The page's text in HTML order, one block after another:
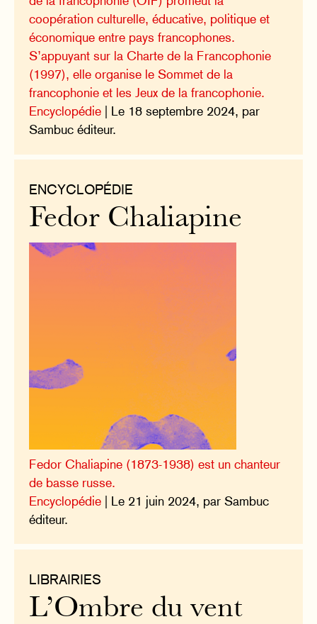
coopération culturelle, éducative, politique et
économique entre pays francophones.
S’appuyant sur la Charte de la Francophonie
(1997), elle organise le Sommet de la
francophonie et les Jeux de la francophonie.
Encyclopédie | Le 18 septembre 2024, par
Sambuc éditeur.
ENCYCLOPÉDIE
Fedor Chaliapine
Fedor Chaliapine (1873-1938) est un chanteur
de basse russe.
Encyclopédie | Le 21 juin 2024, par Sambuc
éditeur.
LIBRAIRIES
L’Ombre du vent